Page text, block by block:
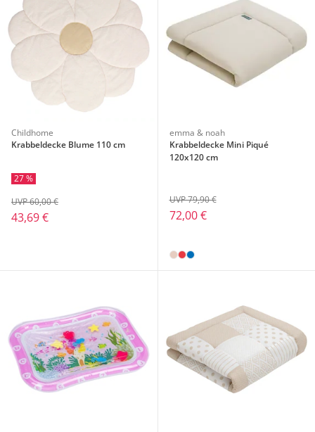
Childhome
Krabbeldecke Blume 110 cm
27 %
43,69 €
UVP 60,00 €
emma & noah
Krabbeldecke Mini Piqué
120x120 cm
72,00 €
UVP 79,90 €